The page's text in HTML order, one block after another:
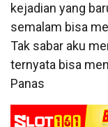
kejadian yang
semalam bisa
Tak sabar aku
ternyata bisa
Panas